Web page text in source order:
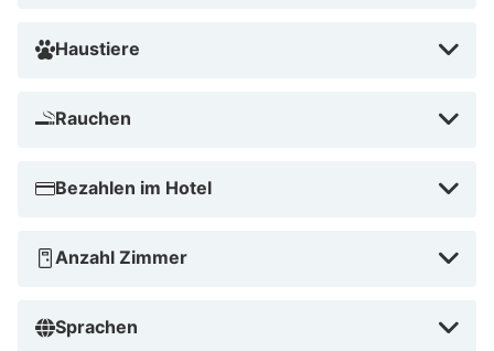
Haustiere
Rauchen
Bezahlen im Hotel
Anzahl Zimmer
Sprachen